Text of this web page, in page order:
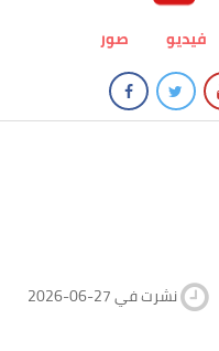
صور فيديو
2026-06-27 نشرت في